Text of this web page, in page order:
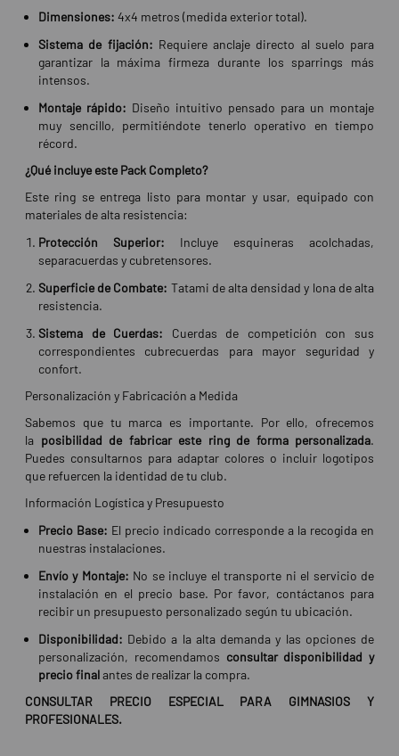
Dimensiones: 4x4 metros (medida exterior total).
Sistema de fijación: Requiere anclaje directo al suelo para
garantizar la máxima firmeza durante los sparrings más
intensos.
Montaje rápido: Diseño intuitivo pensado para un montaje
muy sencillo, permitiéndote tenerlo operativo en tiempo
récord.
¿Qué incluye este Pack Completo?
Este ring se entrega listo para montar y usar, equipado con
materiales de alta resistencia:
Protección Superior: Incluye esquineras acolchadas,
separacuerdas y cubretensores.
Superficie de Combate: Tatami de alta densidad y lona de alta
resistencia.
Sistema de Cuerdas: Cuerdas de competición con sus
correspondientes cubrecuerdas para mayor seguridad y
confort.
Personalización y Fabricación a Medida
Sabemos que tu marca es importante. Por ello, ofrecemos
la posibilidad de fabricar este ring de forma personalizada.
Puedes consultarnos para adaptar colores o incluir logotipos
que refuercen la identidad de tu club.
Información Logística y Presupuesto
Precio Base: El precio indicado corresponde a la recogida en
nuestras instalaciones.
Envío y Montaje: No se incluye el transporte ni el servicio de
instalación en el precio base. Por favor, contáctanos para
recibir un presupuesto personalizado según tu ubicación.
Disponibilidad: Debido a la alta demanda y las opciones de
personalización, recomendamos consultar disponibilidad y
precio finalantes de realizar la compra.
CONSULTAR PRECIO ESPECIAL PARA GIMNASIOS Y
PROFESIONALES.